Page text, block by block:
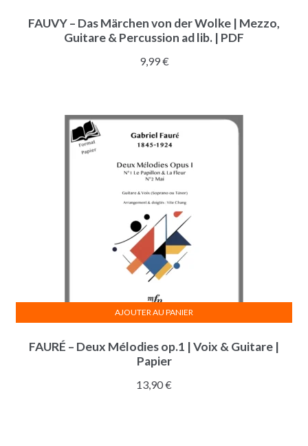
FAUVY – Das Märchen von der Wolke | Mezzo,
Guitare & Percussion ad lib. | PDF
9,99€
FAURÉ – Deux Mélodies op.1 | Voix & Guitare |
Papier
13,90€
AJOUTER AU PANIER